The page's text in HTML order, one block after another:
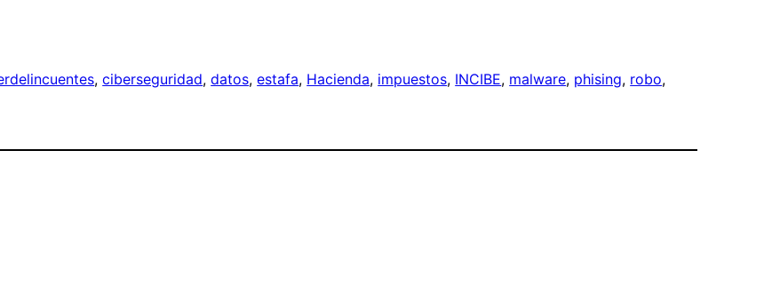
, ciberseguridad, datos, estafa, Hacienda, impuestos, INCIBE, malware, phising, robo